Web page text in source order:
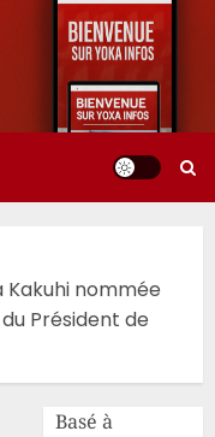
Kakuhi nommée
Président de
Basé à